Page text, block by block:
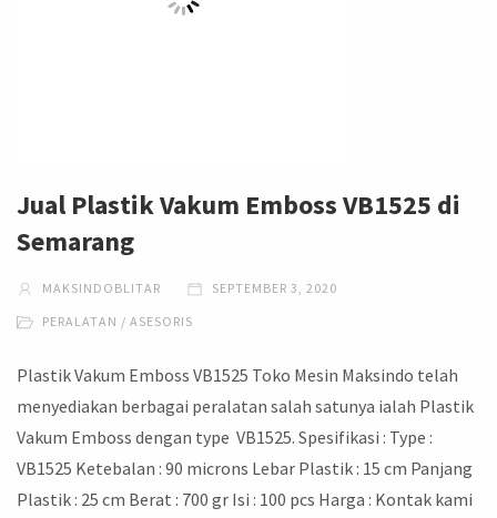
Jual Plastik Vakum Emboss VB1525 di
Semarang
MAKSINDOBLITAR SEPTEMBER 3, 2020
PERALATAN / ASESORIS
Plastik Vakum Emboss VB1525 Toko Mesin Maksindo telah
menyediakan berbagai peralatan salah satunya ialah Plastik
Vakum Emboss dengan type VB1525. Spesifikasi : Type :
VB1525 Ketebalan : 90 microns Lebar Plastik : 15 cm Panjang
Plastik : 25 cm Berat : 700 gr Isi : 100 pcs Harga : Kontak kami